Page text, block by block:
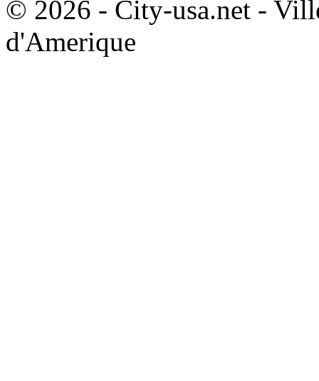
© 2026 - City-usa.net -
d'Amerique